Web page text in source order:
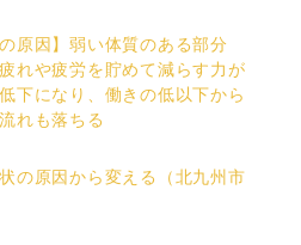
原因】弱い体質のある部分
れや疲労を貯めて減らす力が
下になり、働きの低以下から
れも落ちる
の原因から変える（北九州市